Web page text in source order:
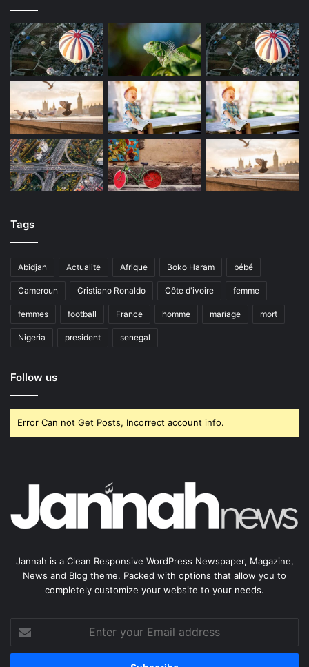
Tags
Abidjan Actualite Afrique Boko Haram bébé
Cameroun Cristiano Ronaldo Côte d'ivoire femme
femmes football France homme mariage mort
Nigeria president senegal
Follow us
Error Can not Get Posts, Incorrect account info.
Jannah is a Clean Responsive WordPress Newspaper, Magazine,
News and Blog theme. Packed with options that allow you to
completely customize your website to your needs.
your
Email